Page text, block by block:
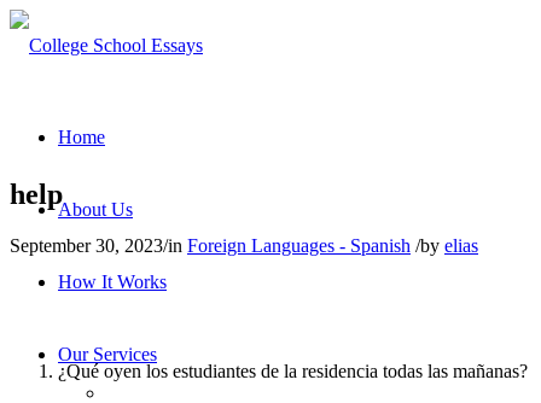
Home
About Us
How It Works
Our Services
help
September 30, 2023/in Foreign Languages - Spanish /by elias
¿Qué oyen los estudiantes de la residencia todas las mañanas?